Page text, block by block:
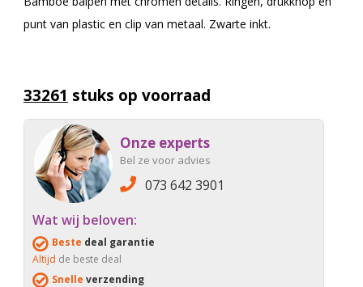
punt van plastic en clip van metaal. Zwarte inkt.
33261 stuks op voorraad
Onze experts
Bel ze voor advies
073 642 3901
Wat wij beloven:
Beste deal garantie
Altijd de beste deal
Snelle verzending